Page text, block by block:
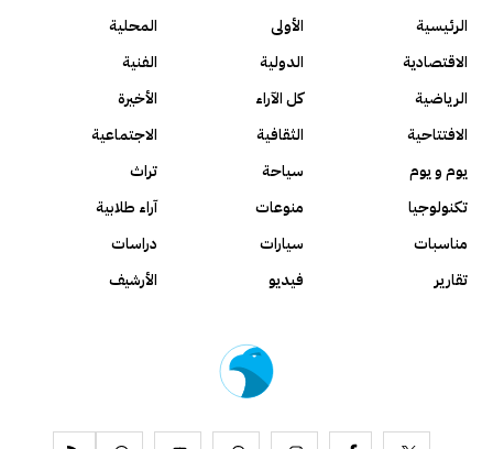
الرئيسية الأولى
المحلية
الاقتصادية
الدولية
الفنية
الرياضية
كل الآراء
الأخيرة
الافتتاحية
الثقافية
الاجتماعية
يوم و يوم
سياحة
تراث
تكنولوجيا
منوعات
آراء طلابية
مناسبات
سيارات
دراسات
تقارير
فيديو الأرشيف